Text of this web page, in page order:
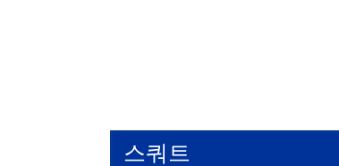
스쿼트